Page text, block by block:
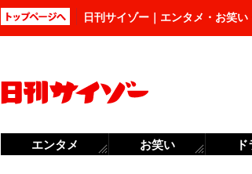
日刊サイゾー｜エンタメ・お笑
エンタメ お笑い